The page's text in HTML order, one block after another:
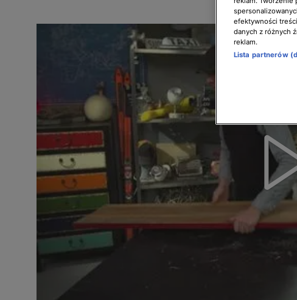
efektywności
danych z różnych
reklam.
Lista partnerów